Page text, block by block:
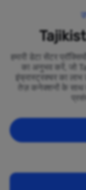
हमारी डेटा सेंटर
का अनुभव करें, जो
इंफ्रास्ट्रक्चर का
तेज़ कनेक्शनों के साथ